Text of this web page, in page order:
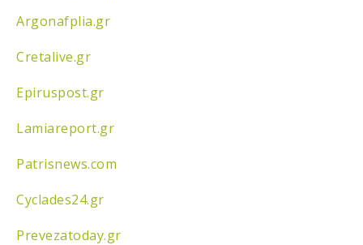
Argonafplia.gr
Cretalive.gr
Epiruspost.gr
Lamiareport.gr
Patrisnews.com
Cyclades24.gr
Prevezatoday.gr